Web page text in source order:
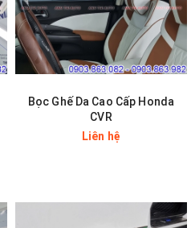
Bọc Ghế Da Cao Cấp Honda
CVR
Liên hệ